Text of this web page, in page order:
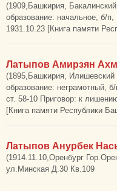
(1909,Башкирия,
образование: начальное, б/
1931.10.23 [Книга памяти
Латыпов Амирзян
(1895,Башкирия, Илишевский
образование: неграмотный,
ст. 58-10 Приговор: к
[Книга памяти Республики
Латыпов Анурбек
(1914.11.10,Оренбург
ул.Минская Д.30 Кв.109